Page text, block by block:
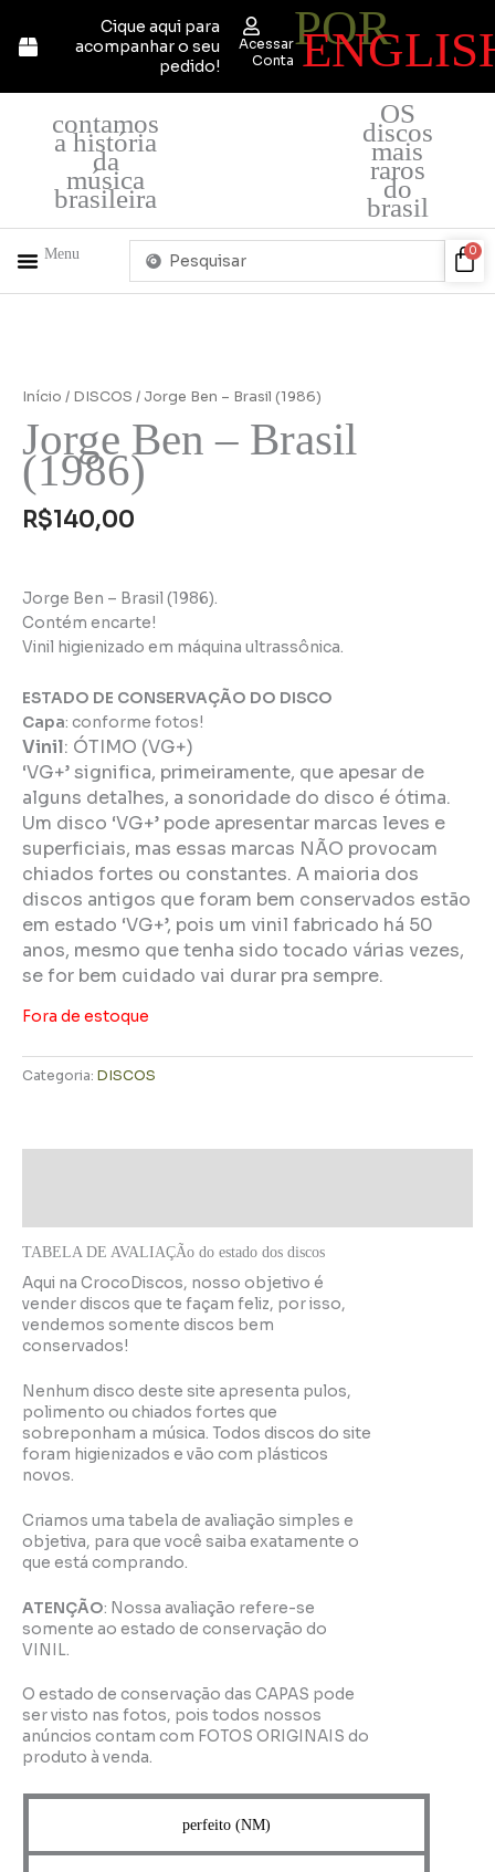
para
Cique aqui para
acompanhar o seu
pedido!
Acessar
Conta
POR
contamos
a história
da
música
brasileira
OS
discos
mais
raros
do
brasil
Menu
Pesquisar
0
Início / DISCOS / Jorge Ben – Brasil (1986)
Jorge Ben – Brasil
(1986)
R$140,00
Jorge Ben – Brasil (1986).
Contém encarte!
Vinil higienizado em máquina ultrassônica.
ESTADO DE CONSERVAÇÃO DO DISCO
Capa: conforme fotos!
Vinil: ÓTIMO (VG+)
‘VG+’ significa, primeiramente, que apesar de
alguns detalhes, a sonoridade do disco é ótima.
Um disco ‘VG+’ pode apresentar marcas leves e
superficiais, mas essas marcas NÃO provocam
chiados fortes ou constantes. A maioria dos
discos antigos que foram bem conservados estão
em estado ‘VG+’, pois um vinil fabricado há 50
anos, mesmo que tenha sido tocado várias vezes,
se for bem cuidado vai durar pra sempre.
Fora de estoque
Categoria: DISCOS
TABELA DE AVALIAÇÃo do estado dos discos
Aqui na CrocoDiscos, nosso objetivo é
vender discos que te façam feliz, por isso,
vendemos somente discos bem
conservados!
Nenhum disco deste site apresenta pulos,
polimento ou chiados fortes que
sobreponham a música. Todos discos do site
foram higienizados e vão com plásticos
novos.
Criamos uma tabela de avaliação simples e
objetiva, para que você saiba exatamente o
que está comprando.
ATENÇÃO: Nossa avaliação refere-se
somente ao estado de conservação do
VINIL.
O estado de conservação das CAPAS pode
ser visto nas fotos, pois todos nossos
anúncios contam com FOTOS ORIGINAIS do
produto à venda.
perfeito (NM)